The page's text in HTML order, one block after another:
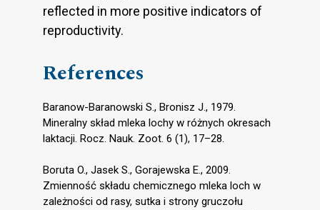
reflected in more positive indicators of
reproductivity.
References
Baranow-Baranowski S., Bronisz J., 1979.
Mineralny skład mleka lochy w różnych okresach
laktacji. Rocz. Nauk. Zoot. 6 (1), 17–28.
Boruta O., Jasek S., Gorajewska E., 2009.
Zmienność składu chemicznego mleka loch w
zależności od rasy, sutka i strony gruczołu